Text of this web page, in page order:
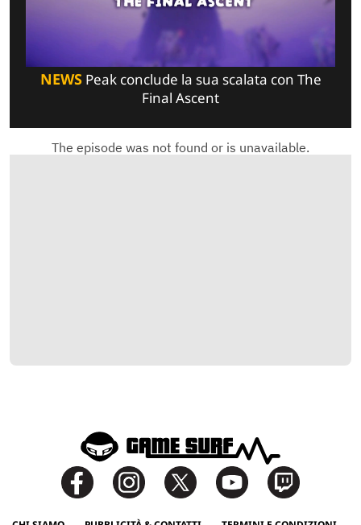
NEWSPeak conclude la sua scalata con The
Final Ascent